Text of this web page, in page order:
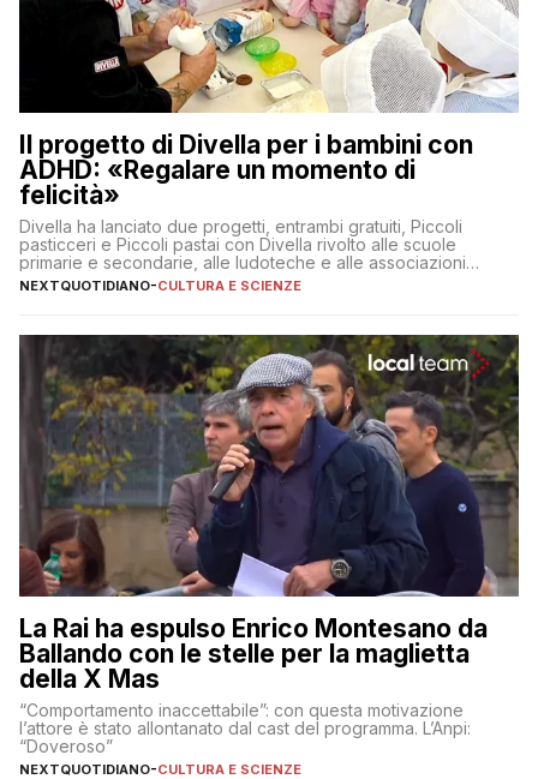
Il progetto di Divella per i bambini con
ADHD: «Regalare un momento di
felicità»
Divella ha lanciato due progetti, entrambi gratuiti, Piccoli
pasticceri e Piccoli pastai con Divella rivolto alle scuole
primarie e secondarie, alle ludoteche e alle associazioni
pugliesi che si occupano di bambini con ADHD
NEXTQUOTIDIANO-CULTURA E SCIENZE
La Rai ha espulso Enrico Montesano da
Ballando con le stelle per la maglietta
della X Mas
“Comportamento inaccettabile”: con questa motivazione
l’attore è stato allontanato dal cast del programma. L’Anpi:
“Doveroso”
NEXTQUOTIDIANO-CULTURA E SCIENZE